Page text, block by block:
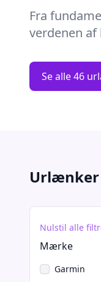
Fra
verdenen af
Se alle 46
Urlænker
Nulstil alle
Mærke
Garmin